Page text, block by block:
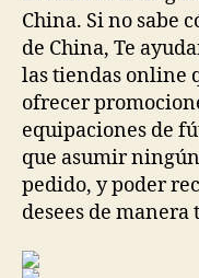
China. Si no sabe
de China, Te
las tiendas online
ofrecer
equipaciones de
que asumir
pedido, y poder
desees de